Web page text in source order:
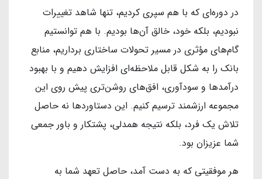
در دوره‌ای که با هم سپری کردیم، تنها شاهد تغییرات
نبودیم، بلکه خود، خالق آن‌ها بودیم. با هم توانستیم
گام‌های مؤثری در مسیر تحولات ساختاری برداریم، منابع
بانک را به شکل قابل ملاحظه‌ای افزایش دهیم و با بهبود
درآمدها و سودآوری، افق‌های روشن‌تری پیش روی این
مجموعه ارزشمند ترسیم کنیم. این دستاوردها نه حاصل
تلاش یک فرد، بلکه نتیجه همدلی، پشتکار و باور جمعی
شما عزیزان بود.
هر موفقیتی که به دست آمد، حاصل تعهد شما به